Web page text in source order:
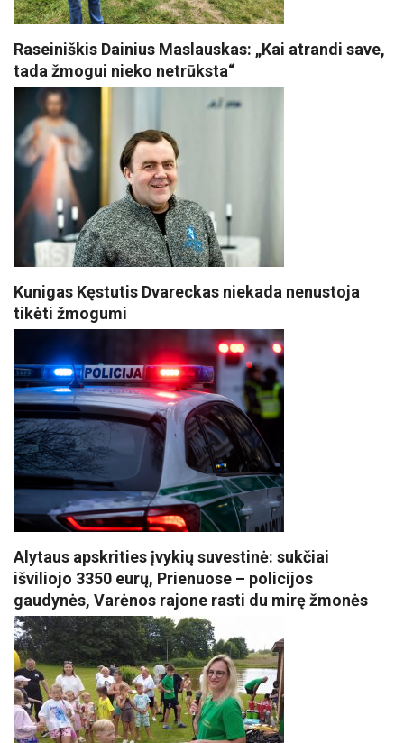
Raseiniškis Dainius Maslauskas: „Kai atrandi save,
tada žmogui nieko netrūksta“
Kunigas Kęstutis Dvareckas niekada nenustoja
tikėti žmogumi
Alytaus apskrities įvykių suvestinė: sukčiai
išviliojo 3350 eurų, Prienuose – policijos
gaudynės, Varėnos rajone rasti du mirę žmonės